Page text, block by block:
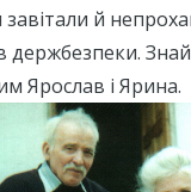
завітали й
держбезпеки.
Ярослав і Ярина.